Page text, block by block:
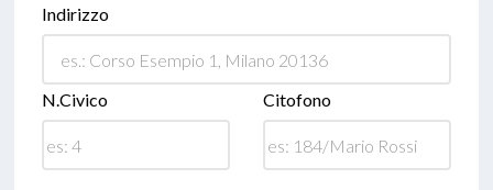
Indirizzo
N.Civico Citofono